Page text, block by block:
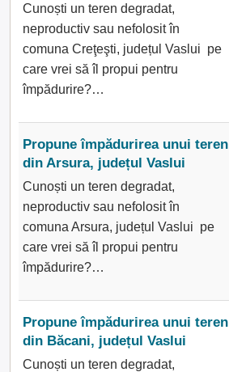
Cunoști un teren degradat,
neproductiv sau nefolosit în
comuna Creţeşti, județul Vaslui pe
care vrei să îl propui pentru
împădurire?…
Propune împădurirea unui teren
din Arsura, județul Vaslui
Cunoști un teren degradat,
neproductiv sau nefolosit în
comuna Arsura, județul Vaslui pe
care vrei să îl propui pentru
împădurire?…
Propune împădurirea unui teren
din Băcani, județul Vaslui
Cunoști un teren degradat,